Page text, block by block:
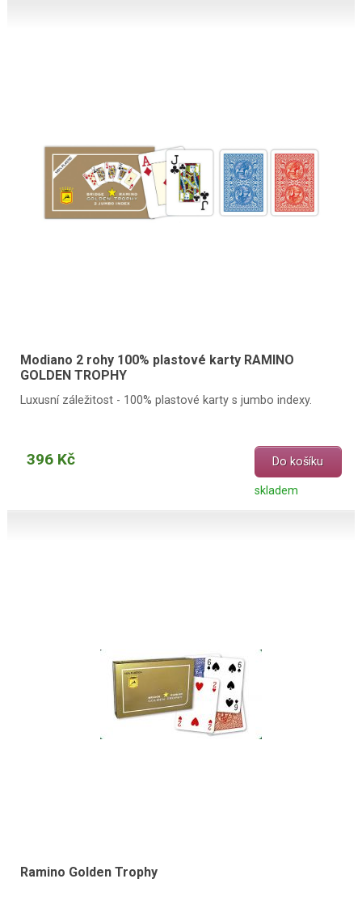
Modiano 2 rohy 100% plastové karty RAMINO
GOLDEN TROPHY
Luxusní záležitost - 100% plastové karty s jumbo indexy.
396 Kč Do košíku
skladem
Ramino Golden Trophy